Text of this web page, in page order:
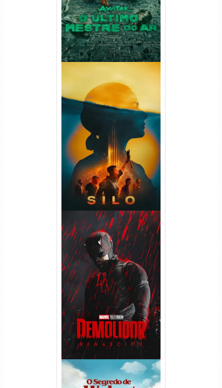
Silo 2ª Temporada (2024)
WEB-DL 1080p Dual Áudio
Demolidor: Renascido 2ª
Temporada (2026) WEB-DL
1080p Dual Áudio